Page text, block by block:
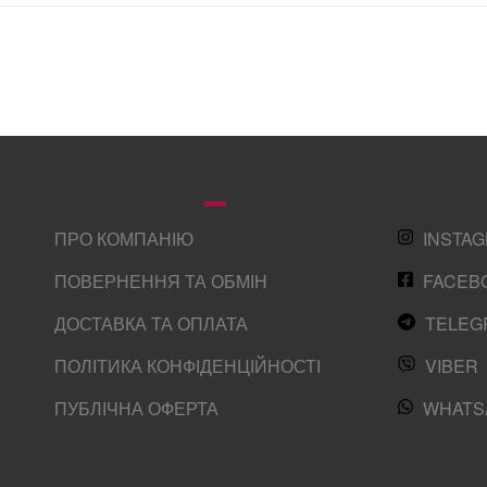
ПРО КОМПАНІЮ
ПОВЕРНЕННЯ ТА ОБМІН
ДОСТАВКА ТА ОПЛАТА
ПОЛІТИКА КОНФІДЕНЦІЙНОСТІ
ПУБЛІЧНА ОФЕРТА
VIBER